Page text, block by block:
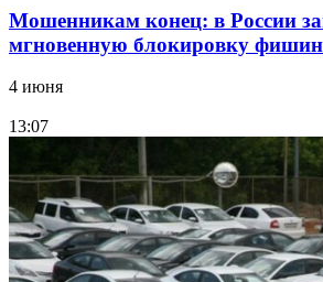
Мошенникам конец: в России
мгновенную блокировку
4 июня
13:07